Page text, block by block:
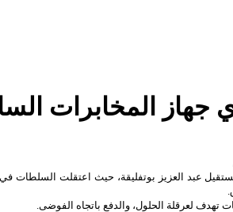
جهاز المخابرات
عبد العزيز بوتفليقة، حيث اعتقلت السلطات في
لعرقلة الحلول، والدفع باتجاه الفوضى.